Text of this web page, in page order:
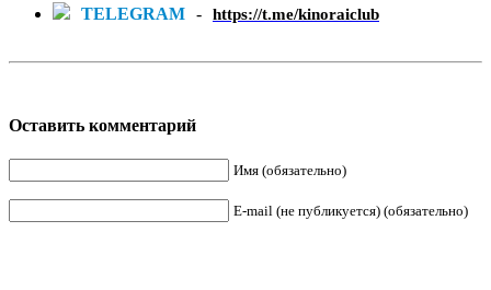
TELEGRAM - https://t.me/kinoraiclub
Оставить комментарий
Имя (обязательно)
E-mail (не публикуется) (обязательно)